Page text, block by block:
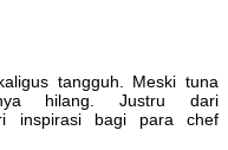
tangguh. Meski tuna
hilang. Justru dari
inspirasi bagi para chef